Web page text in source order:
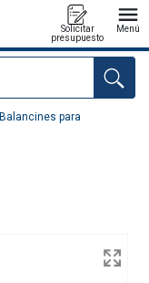
Solicitar
presupuesto
Menú
Balancines para